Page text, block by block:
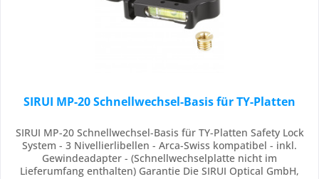
SIRUI MP-20 Schnellwechsel-Basis für TY-Platten
SIRUI MP-20 Schnellwechsel-Basis für TY-Platten Safety Lock
System - 3 Nivellierlibellen - Arca-Swiss kompatibel - inkl.
Gewindeadapter - (Schnellwechselplatte nicht im
Lieferumfang enthalten) Garantie Die SIRUI Optical GmbH,